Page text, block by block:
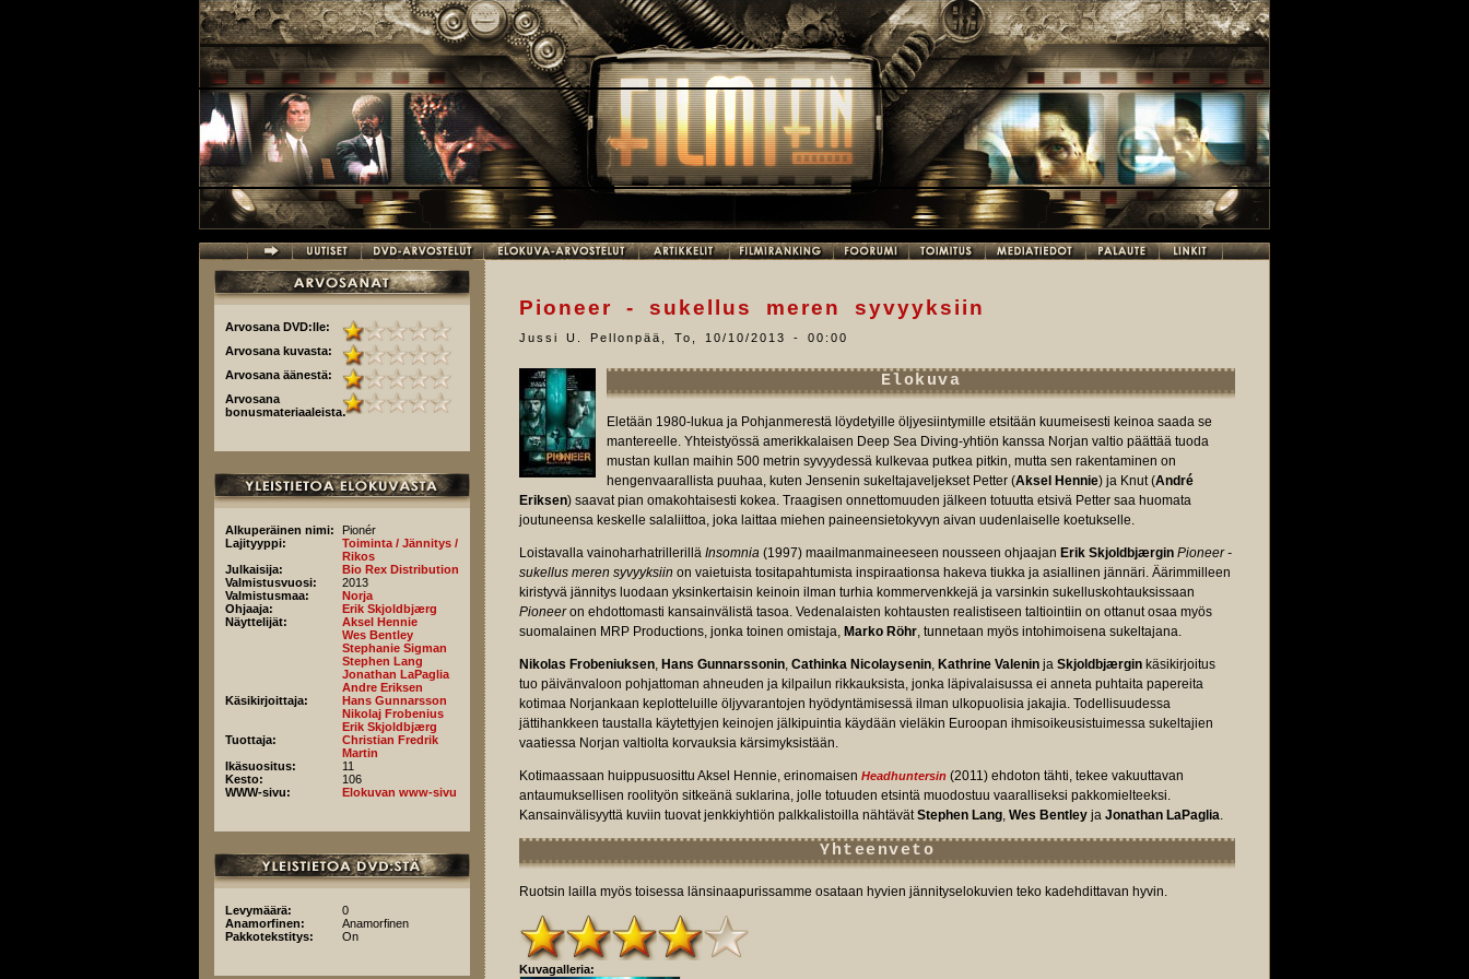
Arvosana DVD:lle:
Arvosana kuvasta:
Arvosana äänestä:
Arvosana
bonusmateriaaleista:
Alkuperäinen nimi:
Pionér
Lajityyppi:
Toiminta / Jännitys /
Rikos
Julkaisija:
Bio Rex Distribution
Valmistusvuosi:
2013
Valmistusmaa:
Norja
Ohjaaja:
Erik Skjoldbjærg
Näyttelijät:
Aksel Hennie
Wes Bentley
Stephanie Sigman
Stephen Lang
Jonathan LaPaglia
Andre Eriksen
Käsikirjoittaja:
Hans Gunnarsson
Nikolaj Frobenius
Erik Skjoldbjærg
Tuottaja:
Christian Fredrik
Martin
Ikäsuositus:
11
Kesto:
106
WWW-sivu:
Elokuvan www-sivu
Levymäärä:
0
Anamorfinen:
Anamorfinen
Pakkotekstitys:
On
Pioneer - sukellus meren syvyyksiin
Jussi U. Pellonpää To, 10/10/2013 - 00:00
Elokuva
Eletään 1980-lukua ja Pohjanmerestä löydetyille öljyesiintymille etsitään kuumeisesti keinoa saada se
mantereelle. Yhteistyössä amerikkalaisen Deep Sea Diving-yhtiön kanssa Norjan valtio päättää tuoda
mustan kullan maihin 500 metrin syvyydessä kulkevaa putkea pitkin, mutta sen rakentaminen on
hengenvaarallista puuhaa, kuten Jensenin sukeltajaveljekset Petter (Aksel Hennie) ja Knut (André
Eriksen) saavat pian omakohtaisesti kokea. Traagisen onnettomuuden jälkeen totuutta etsivä Petter saa huomata
joutuneensa keskelle salaliittoa, joka laittaa miehen paineensietokyvyn aivan uudenlaiselle koetukselle.
Loistavalla vainoharhatrillerillä Insomnia (1997) maailmanmaineeseen nousseen ohjaajan Erik Skjoldbjærgin Pioneer -
sukellus meren syvyyksiin on vaietuista tositapahtumista inspiraationsa hakeva tiukka ja asiallinen jännäri. Äärimmilleen
kiristyvä jännitys luodaan yksinkertaisin keinoin ilman turhia kommervenkkejä ja varsinkin sukelluskohtauksissaan
Pioneeron ehdottomasti kansainvälistä tasoa. Vedenalaisten kohtausten realistiseen taltiointiin on ottanut osaa myös
suomalainen MRP Productions, jonka toinen omistaja, Marko Röhr, tunnetaan myös intohimoisena sukeltajana.
Nikolas Frobeniuksen, Hans Gunnarssonin, Cathinka Nicolaysenin, Kathrine Valenin ja Skjoldbjærgin käsikirjoitus
tuo päivänvaloon pohjattoman ahneuden ja kilpailun rikkauksista, jonka läpivalaisussa ei anneta puhtaita papereita
kotimaa Norjankaan keplotteluille öljyvarantojen hyödyntämisessä ilman ulkopuolisia jakajia. Todellisuudessa
jättihankkeen taustalla käytettyjen keinojen jälkipuintia käydään vieläkin Euroopan ihmisoikeusistuimessa sukeltajien
vaatiessa Norjan valtiolta korvauksia kärsimyksistään.
Kotimaassaan huippusuosittu Aksel Hennie, erinomaisen Headhuntersin (2011) ehdoton tähti, tekee vakuuttavan
antaumuksellisen roolityön sitkeänä suklarina, jolle totuuden etsintä muodostuu vaaralliseksi pakkomielteeksi.
Kansainvälisyyttä kuviin tuovat jenkkiyhtiön palkkalistoilla nähtävätStephen Lang, Wes Bentley ja Jonathan LaPaglia.
Yhteenveto
Ruotsin lailla myös toisessa länsinaapurissamme osataan hyvien jännityselokuvien teko kadehdittavan hyvin.
Kuvagalleria: